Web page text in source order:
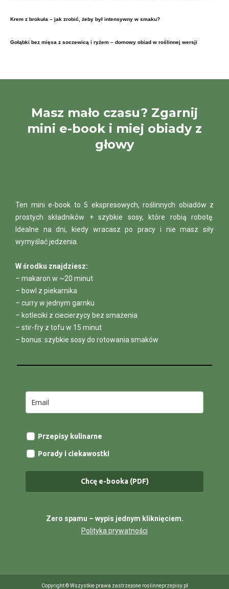
Krem z brokuła – jak zrobić, żeby był intensywny w smaku?
Gołąbki bez mięsa z soczewicą i ryżem – domowy obiad w roślinnej wersji
Masz mało czasu? Zgarnij
mini e-book i miej obiady z
głowy
Ten mini e-book to 5 ekspresowych, roślinnych obiadów z
prostych składników + szybkie sosy, które robią robotę.
Idealne na dni, kiedy wracasz po pracy i nie masz siły
wymyślać jedzenia.
W środku znajdziesz:
– makaron w ~20 minut
– bowl z piekarnika
– curry w jednym garnku
– kotleciki z ciecierzycy bez smażenia
– stir-fry z tofu w 15 minut
– bonus: szybkie sosy do rotowania smaków
Przepisy kulinarne
Porady i ciekawostki
Chcę e-booka (PDF)
Zero spamu – wypis jednym kliknięciem.
Polityka prywatności
Copyright © Wszystkie prawa zastrzeżone roslinneprzepisy.pl